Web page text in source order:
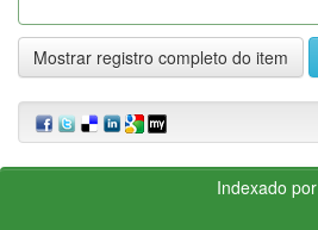
Mostrar registro completo do item
Indexado por